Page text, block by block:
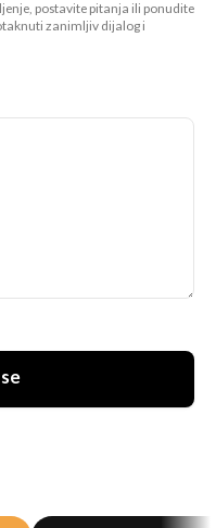
postavite pitanja ili ponudite
zanimljiv dijalog i